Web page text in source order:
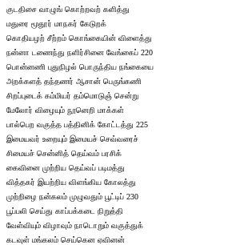
குடதிசை வாழுங் கொற்றவற் களித்து
மதுரை மூதூர் மாநகர் கேடுறக்
கொதியழற் சீற்றம் கொங்கையின் விளைத்து
நன்னா டணைந்து நளிர்சினை வேங்கைப் 220
பொன்னணி புதுநிழல் பொருந்திய நங்கையை
அறக்களத் தந்தணர் ஆசான் பெருங்கணி
சிறப்புடைக் கம்மியர் தம்மொடுஞ் சென்று
மேலோர் விழையும் நூனெறி மாக்கள்
பால்பெற வகுத்த பத்தினிக் கோட்டத்து 225
இமையவர் உறையும் இமையச் செவ்வரைச்
சிமையச் சென்னித் தெய்வம் பரசிக்
கைவினை முற்றிய தெய்வப் படிமத்து
வித்தகர் இயற்றிய விளங்கிய கோலத்து
முற்றிழை நன்கலம் முழுவதும் பூட்டிப் 230
பூப்பலி செய்து காப்பக்கடை நிறுத்தி
வேள்வியும் விழாவும் நாடொறும் வகுத்துக்
கடவுள் மங்கலம் செய்கென ஏவினன்